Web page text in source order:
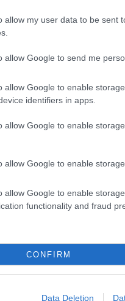
allow my user data to be sent
allow Google to send me
allow Google to enable
identifiers in apps.
allow Google to enable
allow Google to enable
allow Google to enable
functionality and fraud
CONFIRM
Data Deletion
συνεχιστεί, τόσο
κοινή
της κόκκινης
αρχίσει να παίρνει
την στιγμή που
ο Γιώργος
το μέλλον του
πρέπει να τρέξει